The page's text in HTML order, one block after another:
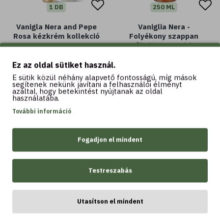
1 DB
Vanigla Nera and Pepe
Rosa kézkrém kollekció
250 ML
Vaniglia Nera -
Folyékony szappan
vanília kivonattal (250
1.690 Ft
LEGTÖBBET VÁSÁROLT
Ez az oldal sütiket használ.
E sütik közül néhány alapvető fontosságú, míg mások
segítenek nekünk javítani a felhasználói élményt
azáltal, hogy betekintést nyújtanak az oldal
használatába.
További információ
Fogadjon el mindent
Testreszabás
Utasítson el mindent